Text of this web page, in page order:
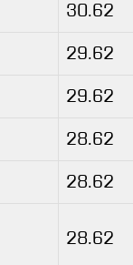
30.62
29.62
29.62
28.62
28.62
28.62